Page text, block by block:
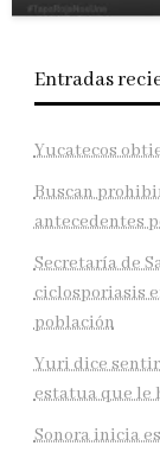
Entradas
Yucatecos
Buscan
antecedentes
Secretaría de
ciclosporiasis
población
Yuri dice
estatua que le
Sonora inicia